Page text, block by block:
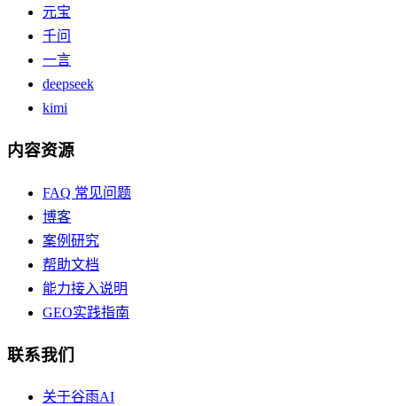
元宝
千问
一言
deepseek
kimi
内容资源
FAQ 常见问题
博客
案例研究
帮助文档
能力接入说明
GEO实践指南
联系我们
关于谷雨AI